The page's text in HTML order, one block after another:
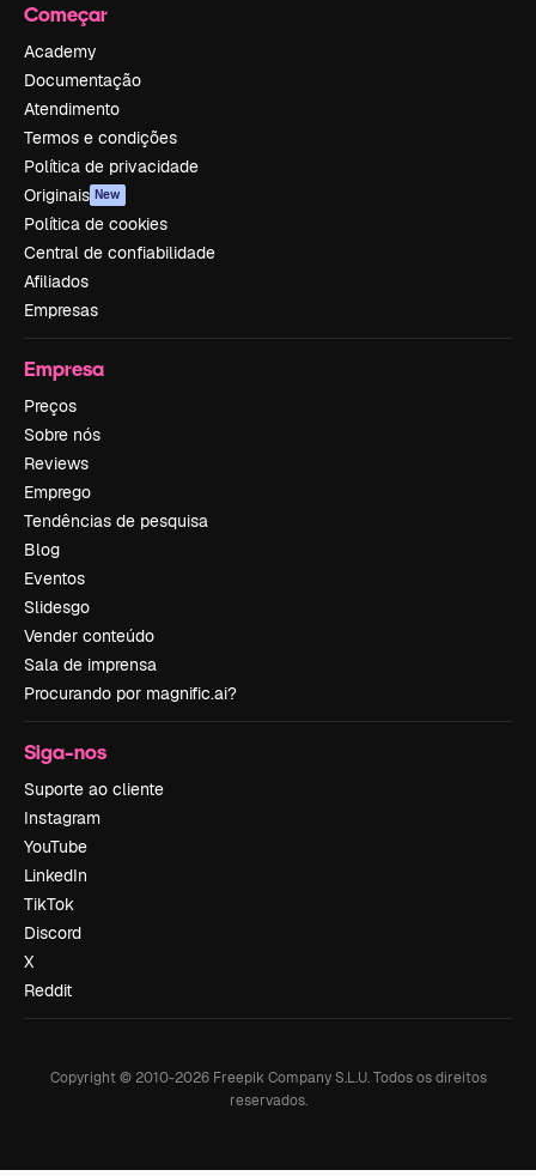
Começar
Academy
Documentação
Atendimento
Termos e condições
Política de privacidade
Originais New
Política de cookies
Central de confiabilidade
Afiliados
Empresas
Empresa
Preços
Sobre nós
Reviews
Emprego
Tendências de pesquisa
Blog
Eventos
Slidesgo
Vender conteúdo
Sala de imprensa
Procurando por magnific.ai?
Siga-nos
Suporte ao cliente
Instagram
YouTube
LinkedIn
TikTok
Discord
X
Reddit
Copyright © 2010-2026Freepik Company S.L.U. Todos os direitos
reservados.